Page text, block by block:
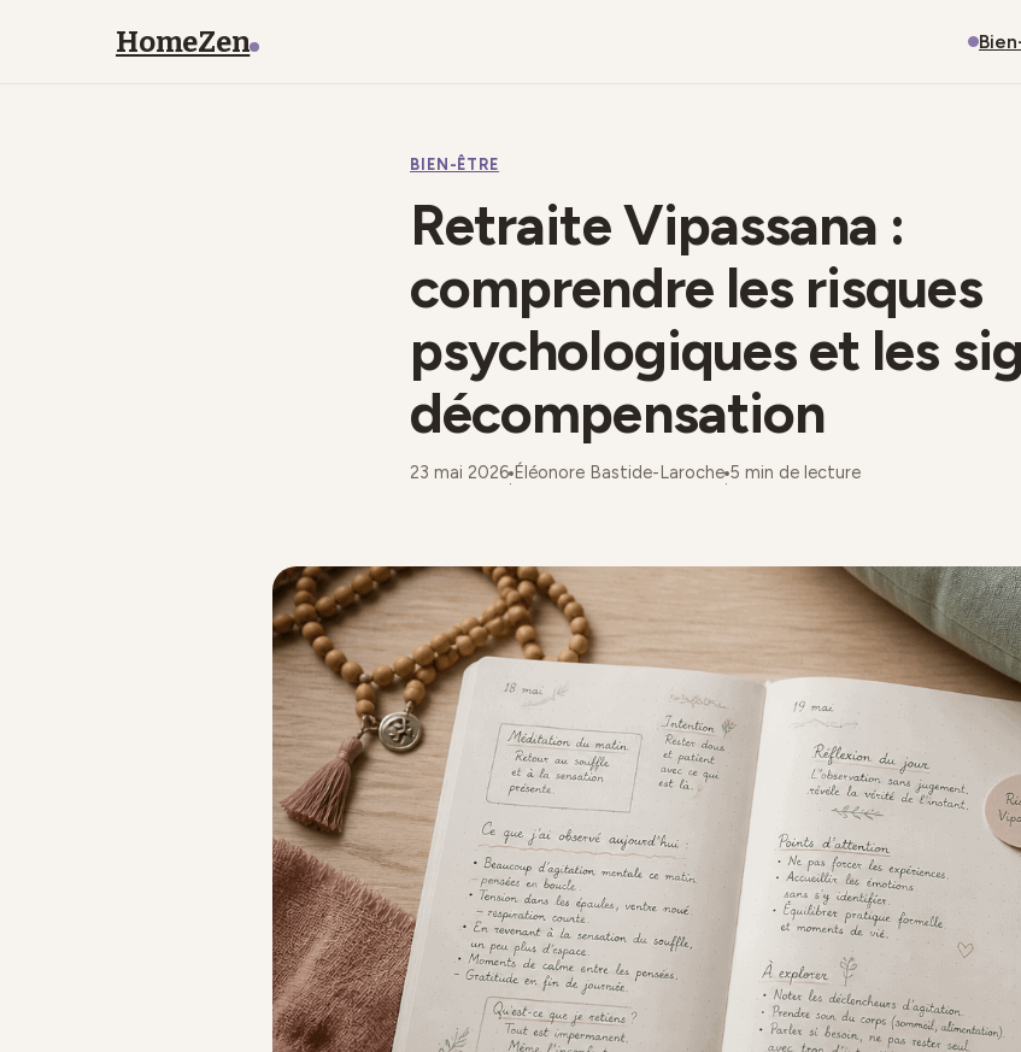
HomeZen
BIEN-ÊTRE
Retraite Vipassana :
comprendre les risques
psychologiques et les
décompensation
23 mai 2026
·
Éléonore Bastide-Laroche
·
5 min de lecture